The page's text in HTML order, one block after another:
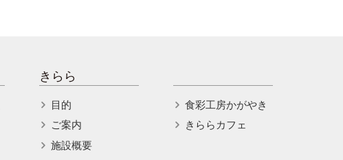
きらら
目的
ご案内
施設概要
食彩工房かがやき
きららカフェ